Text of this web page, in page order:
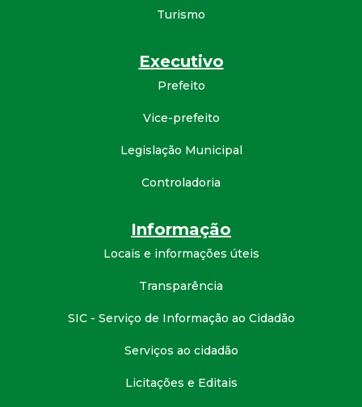
Turismo
Executivo
Prefeito
Vice-prefeito
Legislação Municipal
Controladoria
Informação
Locais e informações úteis
Transparência
SIC - Serviço de Informação ao Cidadão
Serviços ao cidadão
Licitações e Editais